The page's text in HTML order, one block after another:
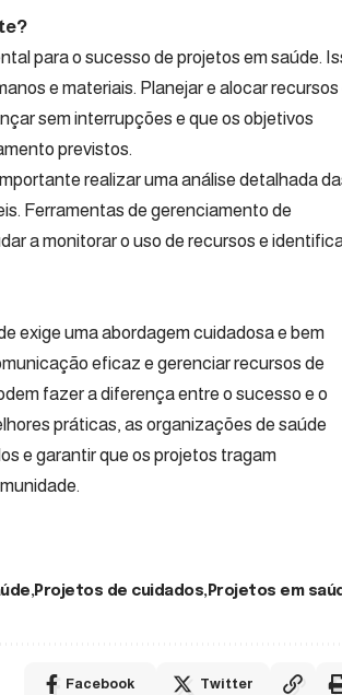
para o sucesso de projetos em saúde.
e materiais. Planejar e alocar recursos
sem interrupções e que os objetivos
previstos.
realizar uma análise detalhada
Ferramentas de gerenciamento de
a monitorar o uso de recursos e
exige uma abordagem cuidadosa e bem
eficaz e gerenciar recursos de
fazer a diferença entre o sucesso e o
práticas, as organizações de saúde
e garantir que os projetos tragam
Projetos de cuidados Projetos em
Facebook Twitter